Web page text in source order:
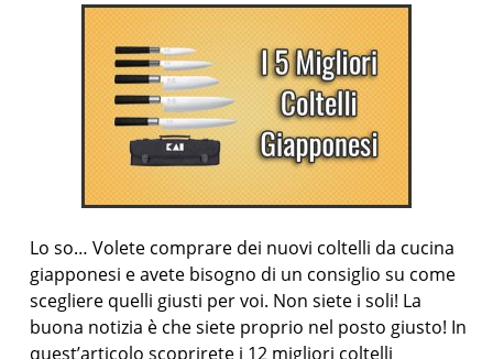
Lo so… Volete comprare dei nuovi coltelli da cucina
giapponesi e avete bisogno di un consiglio su come
scegliere quelli giusti per voi. Non siete i soli! La
buona notizia è che siete proprio nel posto giusto! In
quest’articolo scoprirete i 12 migliori coltelli